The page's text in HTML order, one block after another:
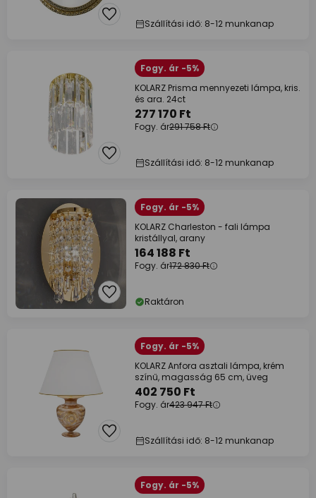
Szállítási idő: 8-12 munkanap
Fogy. ár -5%
KOLARZ Prisma mennyezeti lámpa, kris.
és ara. 24ct
277 170 Ft
Fogy. ár291 758 Ft
Szállítási idő: 8-12 munkanap
Fogy. ár -5%
KOLARZ Charleston - fali lámpa
kristállyal, arany
164 188 Ft
Fogy. ár172 830 Ft
Raktáron
Fogy. ár -5%
KOLARZ Anfora asztali lámpa, krém
színű, magasság 65 cm, üveg
402 750 Ft
Fogy. ár423 947 Ft
Szállítási idő: 8-12 munkanap
Fogy. ár -5%